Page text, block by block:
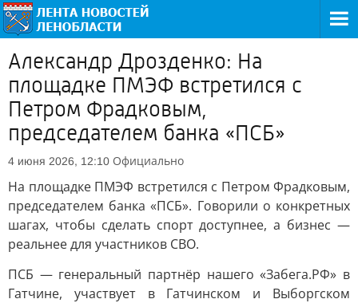
Александр Дрозденко: На
площадке ПМЭФ встретился с
Петром Фрадковым,
председателем банка «ПСБ»
4 июня 2026, 12:10 Официально
На площадке ПМЭФ встретился с Петром Фрадковым,
председателем банка «ПСБ». Говорили о конкретных
шагах, чтобы сделать спорт доступнее, а бизнес —
реальнее для участников СВО.
ПСБ — генеральный партнёр нашего «Забега.РФ» в
Гатчине, участвует в Гатчинском и Выборгском